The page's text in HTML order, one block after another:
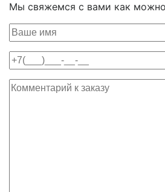
Мы свяжемся с вами как